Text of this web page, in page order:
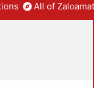
All of